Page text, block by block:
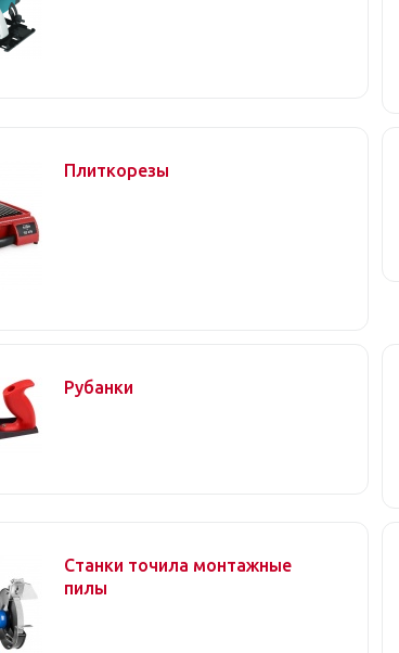
Плиткорезы
Рубанки
Станки точила монтажные
пилы